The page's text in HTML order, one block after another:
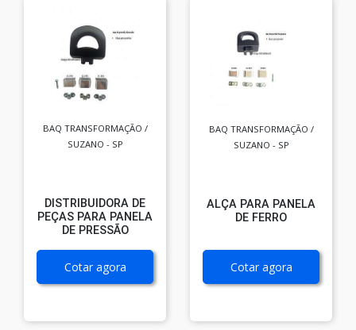
BAQ TRANSFORMAÇÃO /
SUZANO - SP
DISTRIBUIDORA DE
PEÇAS PARA PANELA
DE PRESSÃO
Cotar agora
BAQ TRANSFORMAÇÃO /
SUZANO - SP
ALÇA PARA PANELA
DE FERRO
Cotar agora